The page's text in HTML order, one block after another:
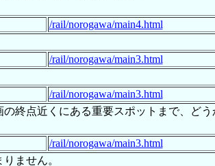
/rail/norogawa/main4.html
/rail/norogawa/main3.html
/rail/norogawa/main3.html
終点近くにある重要スポットまで、ど
/rail/norogawa/main3.html
ません。